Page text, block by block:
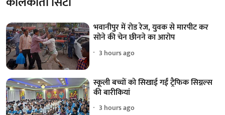
भवानीपुर में रोड रेज, युवक से मारपीट कर
सोने की चेन छीनने का आरोप
3 hours ago
स्कूली बच्चों को सिखाई गईं ट्रैफिक सिग्नल्स
की बारीकियां
3 hours ago